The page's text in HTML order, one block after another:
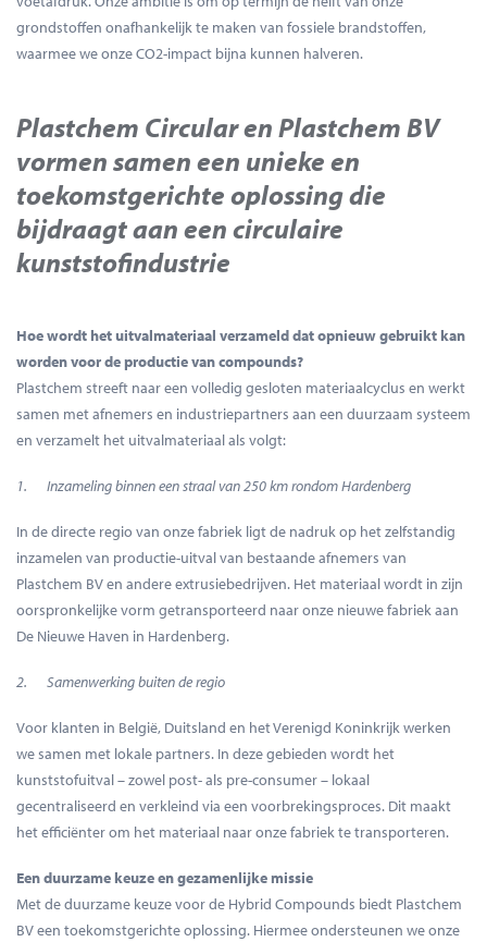
grondstoffen onafhankelijk te maken van fossiele brandstoffen,
waarmee we onze CO2-impact bijna kunnen halveren.
Plastchem Circular en Plastchem BV
vormen samen een unieke en
toekomstgerichte oplossing die
bijdraagt aan een circulaire
kunststofindustrie
Hoe wordt het uitvalmateriaal verzameld dat opnieuw gebruikt kan
worden voor de productie van compounds?
Plastchem streeft naar een volledig gesloten materiaalcyclus en werkt
samen met afnemers en industriepartners aan een duurzaam systeem
en verzamelt het uitvalmateriaal als volgt:
1. Inzameling binnen een straal van 250 km rondom Hardenberg
In de directe regio van onze fabriek ligt de nadruk op het zelfstandig
inzamelen van productie-uitval van bestaande afnemers van
Plastchem BV en andere extrusiebedrijven. Het materiaal wordt in zijn
oorspronkelijke vorm getransporteerd naar onze nieuwe fabriek aan
De Nieuwe Haven in Hardenberg.
2. Samenwerking buiten de regio
Voor klanten in België, Duitsland en het Verenigd Koninkrijk werken
we samen met lokale partners. In deze gebieden wordt het
kunststofuitval – zowel post- als pre-consumer – lokaal
gecentraliseerd en verkleind via een voorbrekingsproces. Dit maakt
het efficiënter om het materiaal naar onze fabriek te transporteren.
Een duurzame keuze en gezamenlijke missie
Met de duurzame keuze voor de Hybrid Compounds biedt Plastchem
BV een toekomstgerichte oplossing. Hiermee ondersteunen we onze